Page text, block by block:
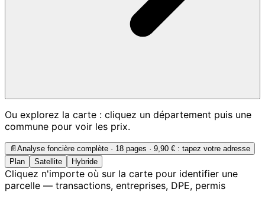
Ou explorez la carte : cliquez un département puis une
commune pour voir les prix.
📄 Analyse foncière complète · 18 pages · 9,90 € : tapez votre adresse
Plan
Satellite Hybride
Cliquez n'importe où sur la carte pour identifier une
parcelle — transactions, entreprises, DPE, permis